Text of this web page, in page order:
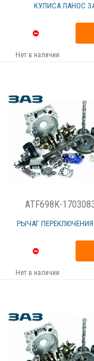
КУЛИСА ЛАНОС
Нет в наличии
ATF698K-
РЫЧАГ ПЕРЕКЛЮЧЕНИЯ
Нет в наличии